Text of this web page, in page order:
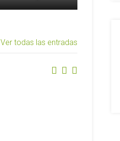
Ver todas las entradas